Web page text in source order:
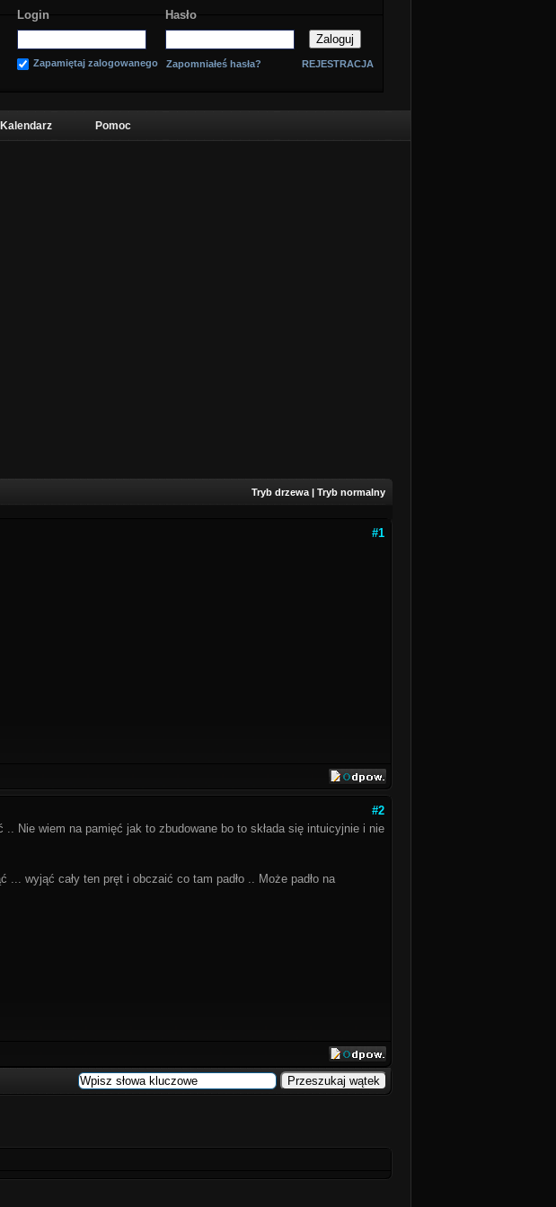
Login Hasło
Zapamiętaj zalogowanego Zapomniałeś hasła? REJESTRACJA
Kalendarz Pomoc
Tryb drzewa | Tryb normalny
#1
#2
Nie wiem na pamięć jak to zbudowane bo to składa się intuicyjnie i nie
wyjąć cały ten pręt i obczaić co tam padło .. Może padło na